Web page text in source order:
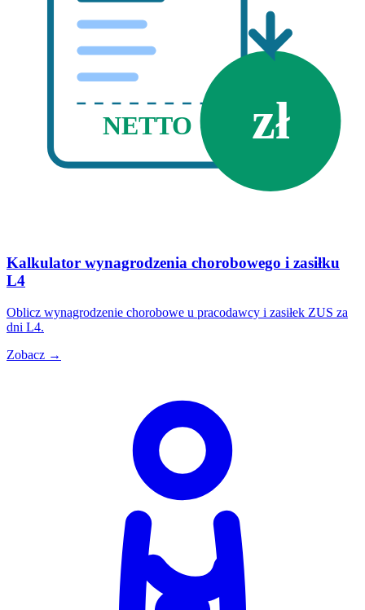
NETTO zł
Kalkulator wynagrodzenia chorobowego i zasiłku
L4
Oblicz wynagrodzenie chorobowe u pracodawcy i zasiłek ZUS za
dni L4.
Zobacz →